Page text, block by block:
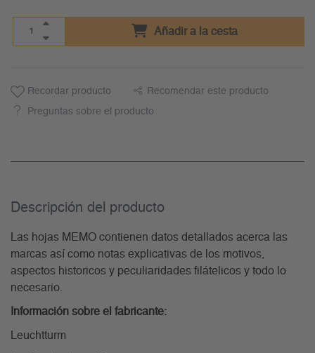
Añadir a la cesta
Recordar producto Recomendar este producto
Preguntas sobre el producto
Descripción del producto
Las hojas MEMO contienen datos detallados acerca las
marcas así como notas explicativas de los motivos,
aspectos historicos y peculiaridades filátelicos y todo lo
necesario.
Información sobre el fabricante:
Leuchtturm